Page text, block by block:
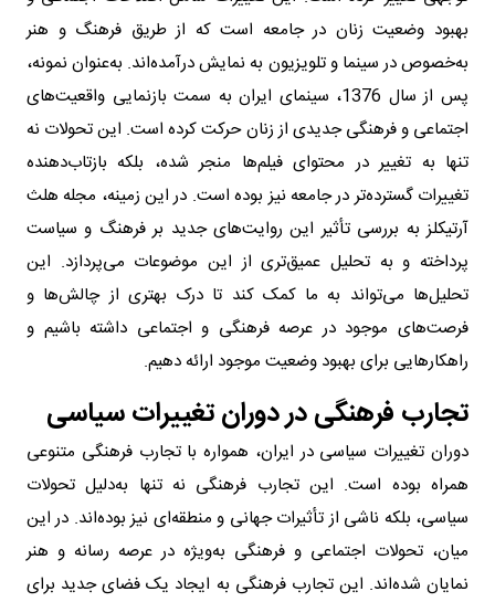
بهبود وضعیت زنان در جامعه است که از طریق فرهنگ و هنر
به‌خصوص در سینما و تلویزیون به نمایش درآمده‌اند. به‌عنوان نمونه،
پس از سال 1376، سینمای ایران به سمت بازنمایی واقعیت‌های
اجتماعی و فرهنگی جدیدی از زنان حرکت کرده است. این تحولات نه
تنها به تغییر در محتوای فیلم‌ها منجر شده، بلکه بازتاب‌دهنده
تغییرات گسترده‌تر در جامعه نیز بوده است. در این زمینه، مجله هلث‌
آرتیکلز به بررسی تأثیر این روایت‌های جدید بر فرهنگ و سیاست
پرداخته و به تحلیل عمیق‌تری از این موضوعات می‌پردازد. این
تحلیل‌ها می‌تواند به ما کمک کند تا درک بهتری از چالش‌ها و
فرصت‌های موجود در عرصه فرهنگی و اجتماعی داشته باشیم و
راهکارهایی برای بهبود وضعیت موجود ارائه دهیم.
تجارب فرهنگی در دوران تغییرات سیاسی
دوران تغییرات سیاسی در ایران، همواره با تجارب فرهنگی متنوعی
همراه بوده است. این تجارب فرهنگی نه تنها به‌دلیل تحولات
سیاسی، بلکه ناشی از تأثیرات جهانی و منطقه‌ای نیز بوده‌اند. در این
میان، تحولات اجتماعی و فرهنگی به‌ویژه در عرصه رسانه و هنر
نمایان شده‌اند. این تجارب فرهنگی به ایجاد یک فضای جدید برای